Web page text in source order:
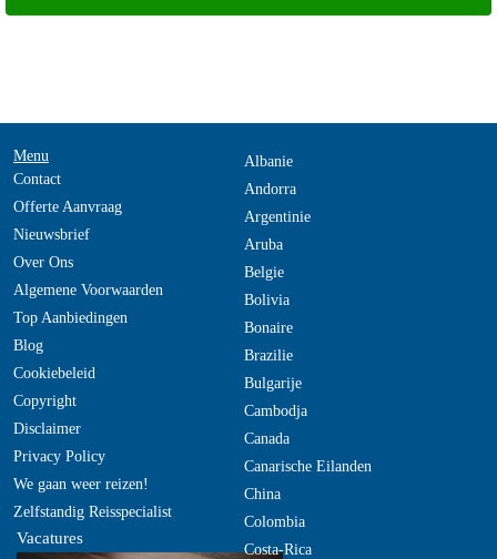
Menu
Contact
Offerte Aanvraag
Nieuwsbrief
Over Ons
Algemene Voorwaarden
Top Aanbiedingen
Blog
Cookiebeleid
Copyright
Disclaimer
Privacy Policy
We gaan weer reizen!
Zelfstandig Reisspecialist
Vacatures
Albanie
Andorra
Argentinie
Aruba
Belgie
Bolivia
Bonaire
Brazilie
Bulgarije
Cambodja
Canada
Canarische Eilanden
China
Colombia
Costa-Rica